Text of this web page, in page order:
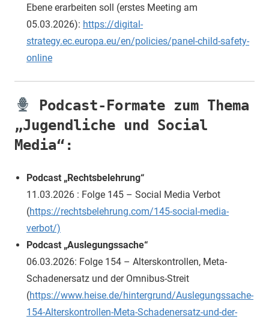
Ebene erarbeiten soll (erstes Meeting am
05.03.2026): https://digital-
strategy.ec.europa.eu/en/policies/panel-child-safety-
online
Podcast-Formate zum Thema
„Jugendliche und Social
Media“:
Podcast „Rechtsbelehrung“
11.03.2026 : Folge 145 – Social Media Verbot
(https://rechtsbelehrung.com/145-social-media-
verbot/)
Podcast „Auslegungssache“
06.03.2026: Folge 154 – Alterskontrollen, Meta-
Schadenersatz und der Omnibus-Streit
(https://www.heise.de/hintergrund/Auslegungssache-
154-Alterskontrollen-Meta-Schadenersatz-und-der-